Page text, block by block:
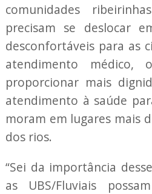
comunidades
precisam se deslocar
desconfortáveis para as
atendimento médico,
proporcionar mais
atendimento à saúde
moram em lugares mais
dos rios.
“Sei da importância
as UBS/Fluviais